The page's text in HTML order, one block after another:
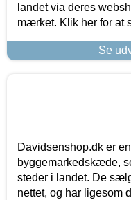
landet via deres
mærket. Klik her for at
Se
Davidsenshop.dk er
byggemarkedskæde,
steder i landet. De
nettet, og har ligesom